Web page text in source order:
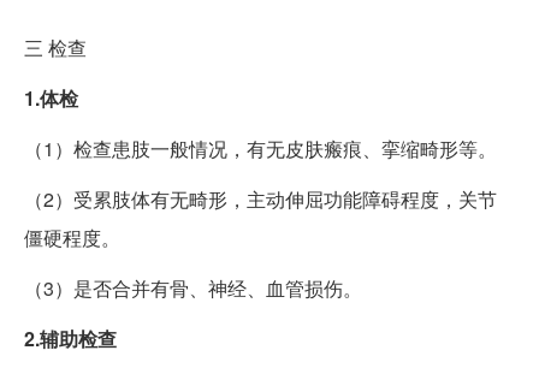
三 检查
1.体检
（1）检查患肢一般情况，有无皮肤瘢痕、挛缩畸形等。
（2）受累肢体有无畸形，主动伸屈功能障碍程度，关节
僵硬程度。
（3）是否合并有骨、神经、血管损伤。
2.辅助检查